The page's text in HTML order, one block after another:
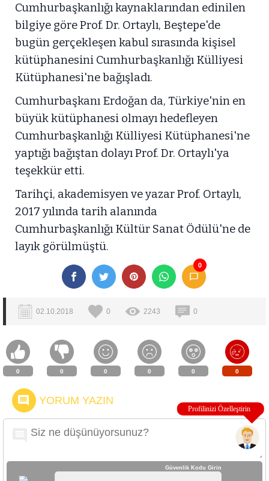
Cumhurbaşkanlığı kaynaklarından edinilen
bilgiye göre Prof. Dr. Ortaylı, Beştepe'de
bugün gerçekleşen kabul sırasında kişisel
kütüphanesini Cumhurbaşkanlığı Külliyesi
Kütüphanesi'ne bağışladı.
Cumhurbaşkanı Erdoğan da, Türkiye'nin en
büyük kütüphanesi olmayı hedefleyen
Cumhurbaşkanlığı Külliyesi Kütüphanesi'ne
yaptığı bağıştan dolayı Prof. Dr. Ortaylı'ya
teşekkür etti.
Tarihçi, akademisyen ve yazar Prof. Ortaylı,
2017 yılında tarih alanında
Cumhurbaşkanlığı Kültür Sanat Ödülü'ne de
layık görülmüştü.
0
02.10.2018 0 2243 0
0 0 0 0 0 0
YORUM YAZIN
Güvenlik Kodu Girin